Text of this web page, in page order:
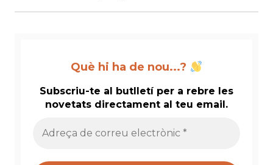
post:
Què hi ha de nou...?
Subscriu-te al butlletí per a rebre les
novetats directament al teu email.